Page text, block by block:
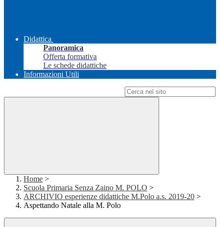
Didattica
Panoramica
Offerta formativa
Le schede didattiche
Informazioni Utili
Home >
Scuola Primaria Senza Zaino M. POLO >
ARCHIVIO esperienze didattiche M.Polo a.s. 2019-20 >
Aspettando Natale alla M. Polo